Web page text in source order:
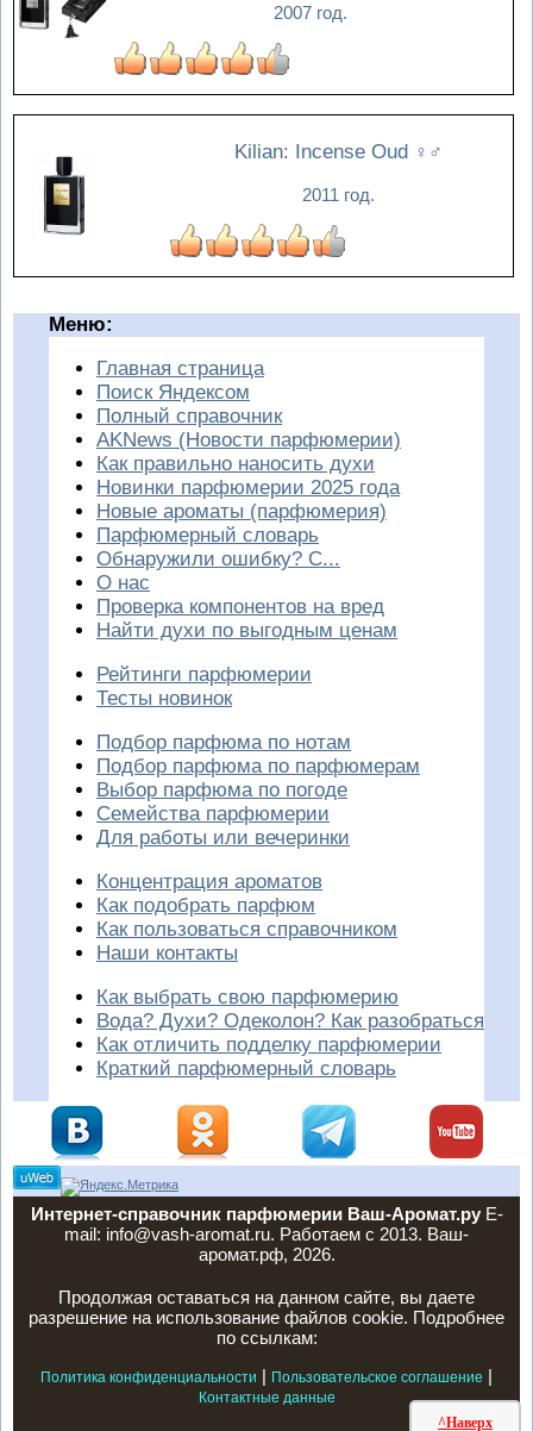
2007 год.
Kilian: Incense Oud ♀♂
2011 год.
^Наверх
Меню:
Главная страница
Поиск Яндексом
Полный справочник
AKNews (Новости парфюмерии)
Как правильно наносить духи
Новинки парфюмерии 2025 года
Новые ароматы (парфюмерия)
Парфюмерный словарь
Обнаружили ошибку? С...
О нас
Проверка компонентов на вред
Найти духи по выгодным ценам
Рейтинги парфюмерии
Тесты новинок
Подбор парфюма по нотам
Подбор парфюма по парфюмерам
Выбор парфюма по погоде
Семейства парфюмерии
Для работы или вечеринки
Концентрация ароматов
Как подобрать парфюм
Как пользоваться справочником
Наши контакты
Как выбрать свою парфюмерию
Вода? Духи? Одеколон? Как разобраться
Как отличить подделку парфюмерии
Краткий парфюмерный словарь
Интернет-справочник парфюмерии Ваш-Аромат.руE-
mail: info@vash-aromat.ru. Работаем с 2013. Ваш-
аромат.рф, 2026.
Продолжая оставаться на данном сайте, вы даете
разрешение на использование файлов cookie. Подробнее
по ссылкам:
Политика конфиденциальности Пользовательское соглашение
Контактные данные